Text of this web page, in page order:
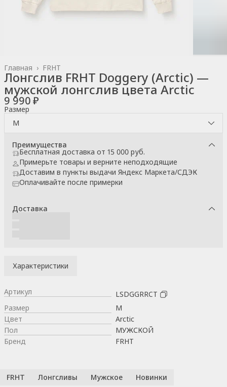
FRHT
Главная ›
Лонгслив FRHT Doggery (Arctic) —
мужской лонгслив цвета Arctic
9 990 ₽
Размер
M
Преимущества
Бесплатная доставка от 15 000 руб.
Примерьте товары и верните неподходящие
Доставим в пункты выдачи Яндекс Маркета/СДЭК
Оплачивайте после примерки
Доставка
Характеристики
Артикул
LSDGGRRCT
Размер
M
Цвет
Arctic
Пол
МУЖСКОЙ
Бренд
FRHT
FRHT Лонгсливы Мужское Новинки